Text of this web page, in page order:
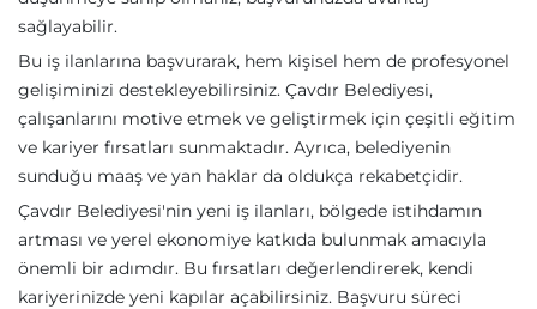
sağlayabilir.
Bu iş ilanlarına başvurarak, hem kişisel hem de profesyonel
gelişiminizi destekleyebilirsiniz. Çavdır Belediyesi,
çalışanlarını motive etmek ve geliştirmek için çeşitli eğitim
ve kariyer fırsatları sunmaktadır. Ayrıca, belediyenin
sunduğu maaş ve yan haklar da oldukça rekabetçidir.
Çavdır Belediyesi'nin yeni iş ilanları, bölgede istihdamın
artması ve yerel ekonomiye katkıda bulunmak amacıyla
önemli bir adımdır. Bu fırsatları değerlendirerek, kendi
kariyerinizde yeni kapılar açabilirsiniz. Başvuru süreci